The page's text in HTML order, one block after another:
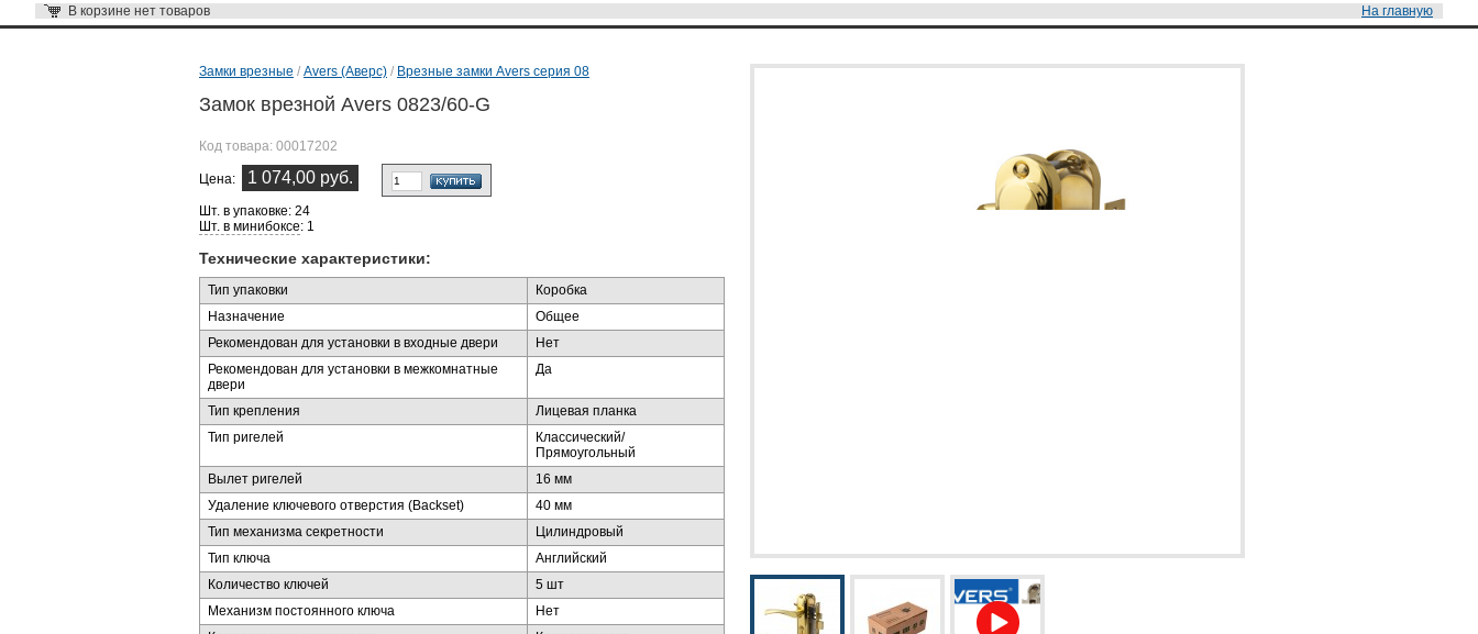
На главную
В корзине нет товаров
Замки врезные / Avers (Аверс) / Врезные замки Avers серия 08
Замок врезной Avers 0823/60-G
Код товара: 00017202
Цена: 1 074,00 руб.
Шт. в упаковке: 24
Шт. в минибоксе: 1
Технические характеристики:
Тип упаковки
Коробка
Назначение
Общее
Рекомендован для установки в входные двери
Нет
Рекомендован для установки в межкомнатные
двери
Да
Тип крепления
Лицевая планка
Тип ригелей
Классический/
Прямоугольный
Вылет ригелей
16 мм
Удаление ключевого отверстия (Backset)
40 мм
Тип механизма секретности
Цилиндровый
Тип ключа
Английский
Количество ключей
5 шт
Механизм постоянного ключа
Нет